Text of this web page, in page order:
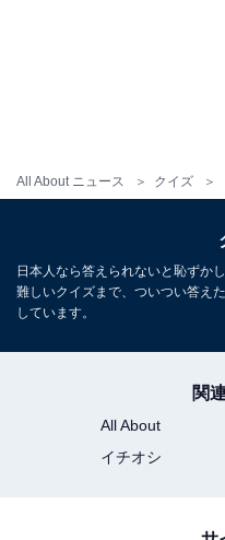
All About ニュース クイズ
日本人なら答えられないと恥ずか
難しいクイズまで、ついつい答え
しています。
関
All About
イチオシ